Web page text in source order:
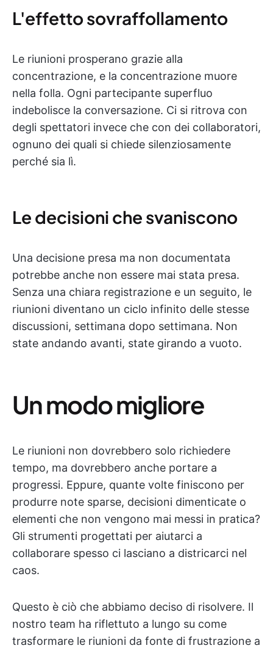
L'effetto sovraffollamento
Le riunioni prosperano grazie alla
concentrazione, e la concentrazione muore
nella folla. Ogni partecipante superfluo
indebolisce la conversazione. Ci si ritrova con
degli spettatori invece che con dei collaboratori,
ognuno dei quali si chiede silenziosamente
perché sia lì.
Le decisioni che svaniscono
Una decisione presa ma non documentata
potrebbe anche non essere mai stata presa.
Senza una chiara registrazione e un seguito, le
riunioni diventano un ciclo infinito delle stesse
discussioni, settimana dopo settimana. Non
state andando avanti, state girando a vuoto.
Un modo migliore
Le riunioni non dovrebbero solo richiedere
tempo, ma dovrebbero anche portare a
progressi. Eppure, quante volte finiscono per
produrre note sparse, decisioni dimenticate o
elementi che non vengono mai messi in pratica?
Gli strumenti progettati per aiutarci a
collaborare spesso ci lasciano a districarci nel
caos.
Questo è ciò che abbiamo deciso di risolvere. Il
nostro team ha riflettuto a lungo su come
trasformare le riunioni da fonte di frustrazione a